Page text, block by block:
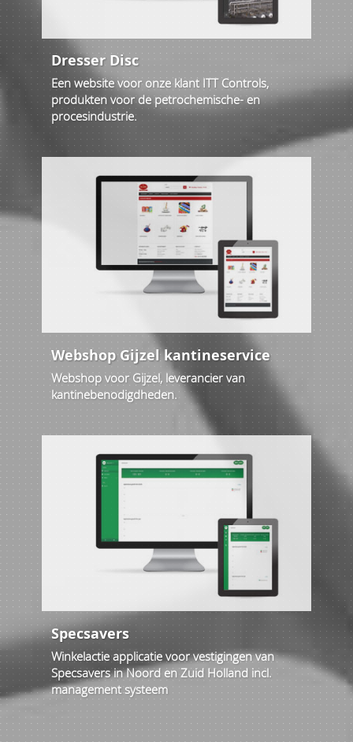
Dresser Disc
Een website voor onze klant ITT Controls,
produkten voor de petrochemische- en
procesindustrie.
Webshop Gijzel kantineservice
Webshop voor Gijzel, leverancier van
kantinebenodigdheden.
Specsavers
Winkelactie applicatie voor vestigingen van
Specsavers in Noord en Zuid Holland incl.
management systeem